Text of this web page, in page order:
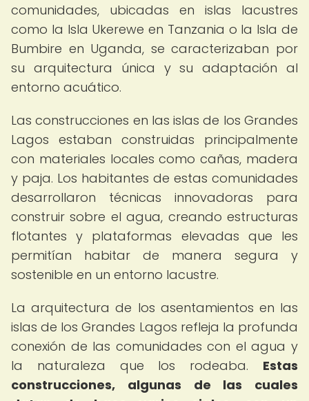
comunidades, ubicadas en islas lacustres
como la Isla Ukerewe en Tanzania o la Isla de
Bumbire en Uganda, se caracterizaban por
su arquitectura única y su adaptación al
entorno acuático.
Las construcciones en las islas de los Grandes
Lagos estaban construidas principalmente
con materiales locales como cañas, madera
y paja. Los habitantes de estas comunidades
desarrollaron técnicas innovadoras para
construir sobre el agua, creando estructuras
flotantes y plataformas elevadas que les
permitían habitar de manera segura y
sostenible en un entorno lacustre.
La arquitectura de los asentamientos en las
islas de los Grandes Lagos refleja la profunda
conexión de las comunidades con el agua y
la naturaleza que los rodeaba. Estas
construcciones, algunas de las cuales